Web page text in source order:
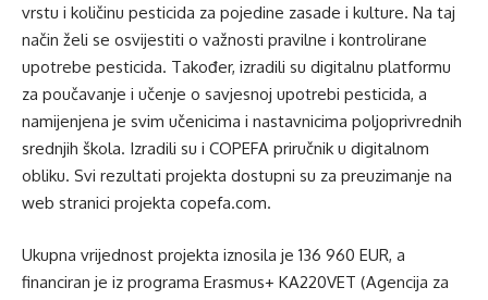
vrstu i količinu pesticida za pojedine zasade i kulture. Na taj
način želi se osvijestiti o važnosti pravilne i kontrolirane
upotrebe pesticida. Također, izradili su digitalnu platformu
za poučavanje i učenje o savjesnoj upotrebi pesticida, a
namijenjena je svim učenicima i nastavnicima poljoprivrednih
srednjih škola. Izradili su i COPEFA priručnik u digitalnom
obliku. Svi rezultati projekta dostupni su za preuzimanje na
web stranici projekta copefa.com.
Ukupna vrijednost projekta iznosila je 136 960 EUR, a
financiran je iz programa Erasmus+ KA220VET (Agencija za